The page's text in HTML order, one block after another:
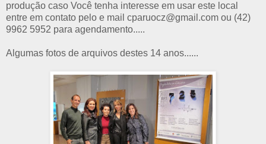
produção caso Você tenha interesse em usar este local
entre em contato pelo e mail cparuocz@gmail.com ou (42)
9962 5952 para agendamento.....
Algumas fotos de arquivos destes 14 anos......